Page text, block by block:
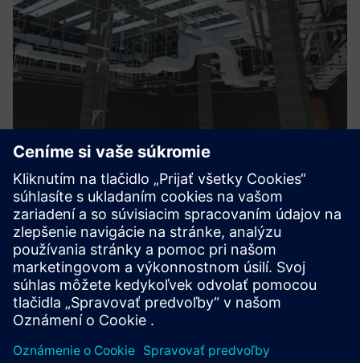
BIM Modeling
BIM modeling delivers accurate existing conditions that
reduce rework, validate construction, and improve space
planning. Teams gain better cost control and more reliable
schedules by working from verified data instead of
assumpti...
Prečítajte si viac